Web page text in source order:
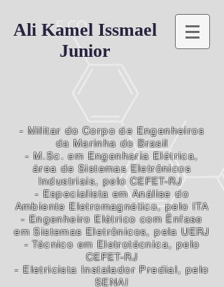
Ali Kamel Issmael
Junior
- Militar do Corpo de Engenheiros
da Marinha do Brasil
- M.Sc. em Engenharia Elétrica,
área de Sistemas Eletrônicos
Industriais, pelo CEFET-RJ
- Especialista em Análise do
Ambiente Eletromagnético, pelo ITA
- Engenheiro Elétrico com Ênfase
em Sistemas Eletrônicos, pela UERJ
- Técnico em Eletrotécnica, pelo
CEFET-RJ
- Eletricista Instalador Predial, pelo
SENAI